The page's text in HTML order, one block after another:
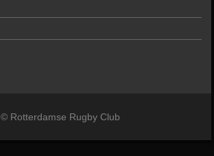
© Rotterdamse Rugby Club